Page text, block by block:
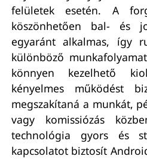
felületek esetén. A
köszönhetően bal- és
egyaránt alkalmas, így
különböző
könnyen kezelhető
kényelmes működést
megszakítaná a munkát,
vagy komissiózás
technológia gyors és
kapcsolatot biztosít